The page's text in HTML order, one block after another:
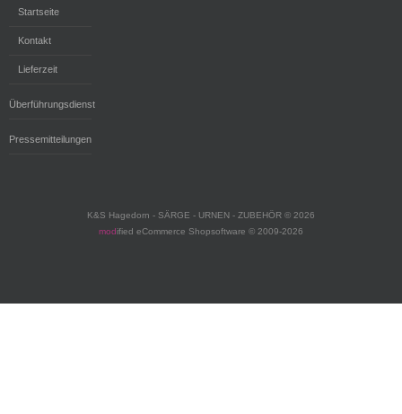
Startseite
Kontakt
Lieferzeit
Überführungsdienst
Pressemitteilungen
K&S Hagedorn - SÄRGE - URNEN - ZUBEHÖR © 2026
modified eCommerce Shopsoftware © 2009-2026